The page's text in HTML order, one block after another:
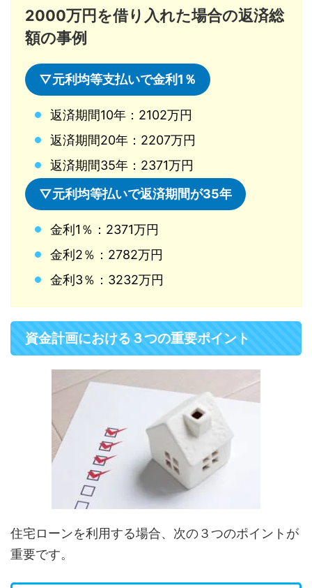
2000万円を借り入れた場合の返済総
額の事例
▽元利均等支払いで金利1％
返済期間10年：2102万円
返済期間20年：2207万円
返済期間35年：2371万円
▽元利均等払いで返済期間が35年
金利1％：2371万円
金利2％：2782万円
金利3％：3232万円
資金計画における３つの重要ポイント
住宅ローンを利用する場合、次の３つのポイントが
重要です。